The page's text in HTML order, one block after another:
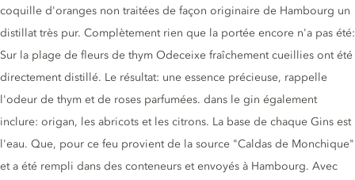
coquille d'oranges non traitées de façon originaire de Hambourg un
distillat très pur. Complètement rien que la portée encore n'a pas été:
Sur la plage de fleurs de thym Odeceixe fraîchement cueillies ont été
directement distillé. Le résultat: une essence précieuse, rappelle
l'odeur de thym et de roses parfumées. dans le gin également
inclure: origan, les abricots et les citrons. La base de chaque Gins est
l'eau. Que, pour ce feu provient de la source "Caldas de Monchique"
et a été rempli dans des conteneurs et envoyés à Hambourg. Avec